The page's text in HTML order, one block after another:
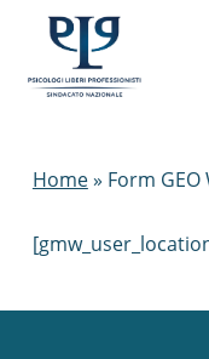
main
Home» Form GEO